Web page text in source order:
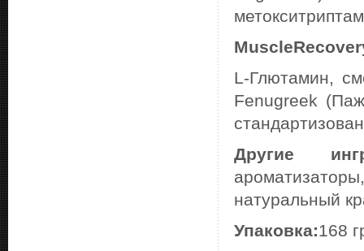
Muscle
L-Глютамин,
Fenugreek
Другие
натуральный
Упаковка:168